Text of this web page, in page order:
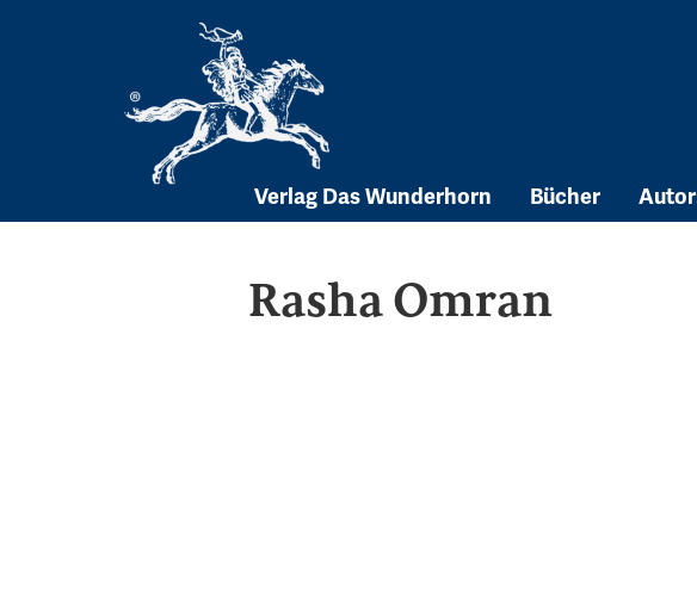
Verlag Das Wunderhorn Bücher
Rasha Omran